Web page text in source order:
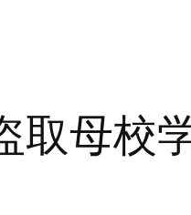
取母校